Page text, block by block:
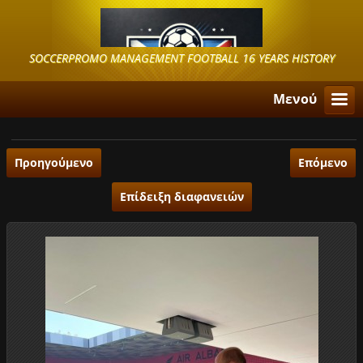
SOCCERPROMO MANAGEMENT FOOTBALL 16 YEARS HISTORY
Μενού
Προηγούμενο Επόμενο
Επίδειξη διαφανειών